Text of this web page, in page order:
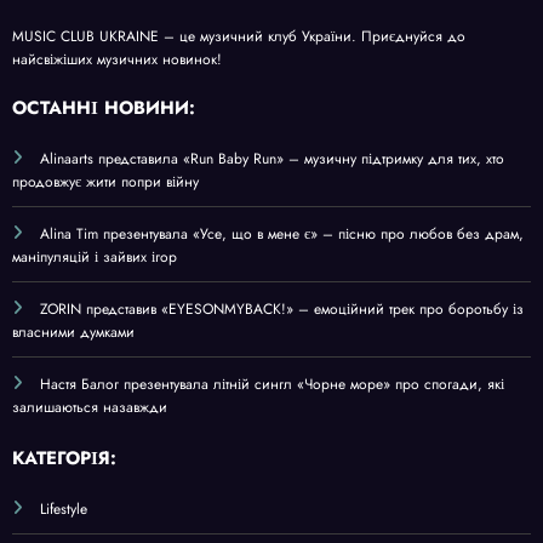
MUSIC CLUB UKRAINE – це музичний клуб України. Приєднуйся до
найсвіжіших музичних новинок!
ОСТАННІ НОВИНИ:
Alinaarts представила «Run Baby Run» – музичну підтримку для тих, хто
продовжує жити попри війну
Alina Tim презентувала «Усе, що в мене є» – пісню про любов без драм,
маніпуляцій і зайвих ігор
ZORIN представив «EYESONMYBACK!» – емоційний трек про боротьбу із
власними думками
Настя Балог презентувала літній сингл «Чорне море» про спогади, які
залишаються назавжди
КАТЕГОРІЯ:
Lifestyle